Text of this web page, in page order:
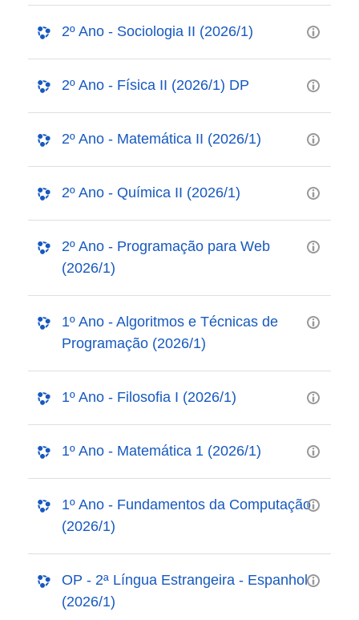
2º Ano - Sociologia II (2026/1)
2º Ano - Física II (2026/1) DP
2º Ano - Matemática II (2026/1)
2º Ano - Química II (2026/1)
2º Ano - Programação para Web
(2026/1)
1º Ano - Algoritmos e Técnicas de
Programação (2026/1)
1º Ano - Filosofia I (2026/1)
1º Ano - Matemática 1 (2026/1)
1º Ano - Fundamentos da Computação
(2026/1)
OP - 2ª Língua Estrangeira - Espanhol
(2026/1)